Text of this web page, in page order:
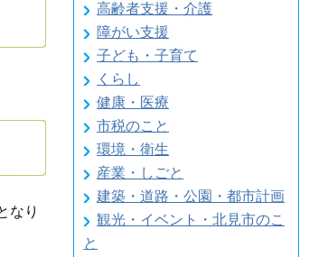
なり
高齢者支援・介護
障がい支援
子ども・子育て
くらし
健康・医療
市税のこと
環境・衛生
産業・しごと
建築・道路・公園・都市計画
観光・イベント・北見市のこ
と